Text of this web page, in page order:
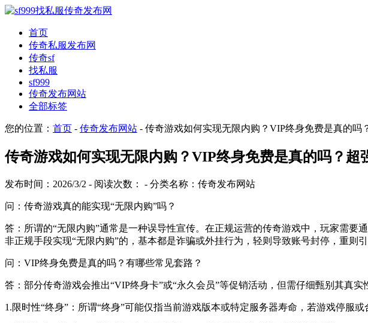
首页
传奇私服发布网
传奇sf
找私服
sf999
传奇发布网站
全部标签
您的位置： 首页 - 传奇发布网站 - 传奇游戏如何实现无限内购？VIP终身免费是真的吗
传奇游戏如何实现无限内购？VIP终身免费是真的吗？超
发布时间：2026/3/2 - 阅读次数： - 分类名称：传奇发布网站
问：传奇游戏真的能实现“无限内购”吗？
答：所谓的“无限内购”通常是一种误导性宣传。在正规运营的传奇游戏中，玩家需
非正规手段实现“无限内购”的，基本都是诈骗或外挂行为，轻则导致账号封停，重则
问：VIP终身免费是真的吗？有哪些常见套路？
答：部分传奇游戏会推出“VIP终身卡”或“永久会员”等促销活动，但需仔细甄别其真实
1.限时性“终身”：所谓“终身”可能仅指当前游戏版本或特定服务器寿命，若游戏停服或